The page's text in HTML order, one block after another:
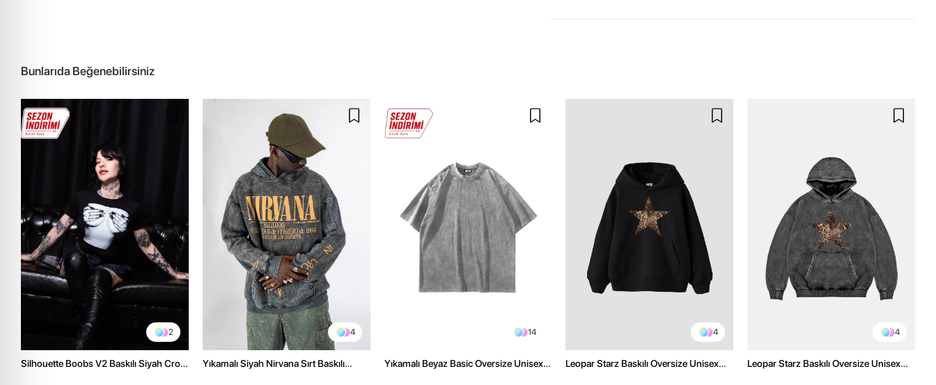
Bunlarıda Beğenebilirsiniz
2
Silhouette Boobs V2 Baskılı Siyah Crop
4
Yıkamalı Siyah Nirvana Sırt Baskılı
14
Yıkamalı Beyaz Basic Oversize Unisex
4
Leopar Starz Baskılı Oversize Unisex
4
Leopar Starz Baskılı Oversize Unisex